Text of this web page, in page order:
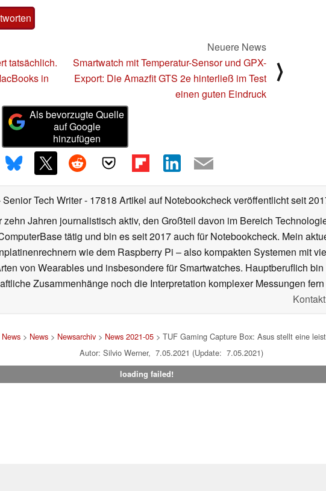
tatsächlich.
in
Neuere News
Smartwatch mit Temperatur-Sensor und GPX-
Export: Die Amazfit GTS 2e hinterließ im Test
einen guten Eindruck
⟩
Als bevorzugte Quelle
auf Google
hinzufügen
Senior Tech Writer- 17818 Artikel auf Notebookcheck veröffentlichtseit
zehn Jahren journalistisch aktiv, den Großteil davon im Bereich
tätig und bin es seit 2017 auch für Notebookcheck. Mein
wie dem Raspberry Pi – also kompakten Systemen mit
von Wearables und insbesondere für Smartwatches. Hauptberuflich
Zusammenhänge noch die Interpretation komplexer Messungen
> News> Newsarchiv> News 2021-05> TUF Gaming Capture Box: Asus stellt eine
Autor: Silvio Werner, 7.05.2021 (Update: 7.05.2021)
loading failed!